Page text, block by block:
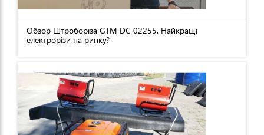
Обзор Штроборіза GTM DC 02255. Найкращі
електрорізи на ринку?